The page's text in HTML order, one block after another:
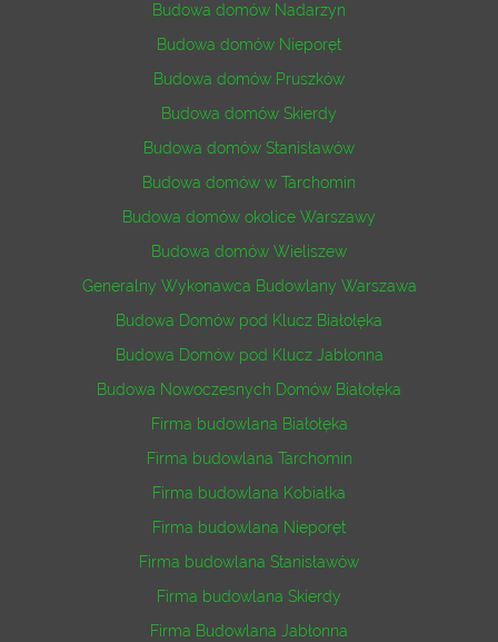
Budowa domów Nadarzyn
Budowa domów Nieporęt
Budowa domów Pruszków
Budowa domów Skierdy
Budowa domów Stanisławów
Budowa domów w Tarchomin
Budowa domów okolice Warszawy
Budowa domów Wieliszew
Generalny Wykonawca Budowlany Warszawa
Budowa Domów pod Klucz Białołęka
Budowa Domów pod Klucz Jabłonna
Budowa Nowoczesnych Domów Białołęka
Firma budowlana Białołęka
Firma budowlana Tarchomin
Firma budowlana Kobiałka
Firma budowlana Nieporęt
Firma budowlana Stanisławów
Firma budowlana Skierdy
Firma Budowlana Jabłonna